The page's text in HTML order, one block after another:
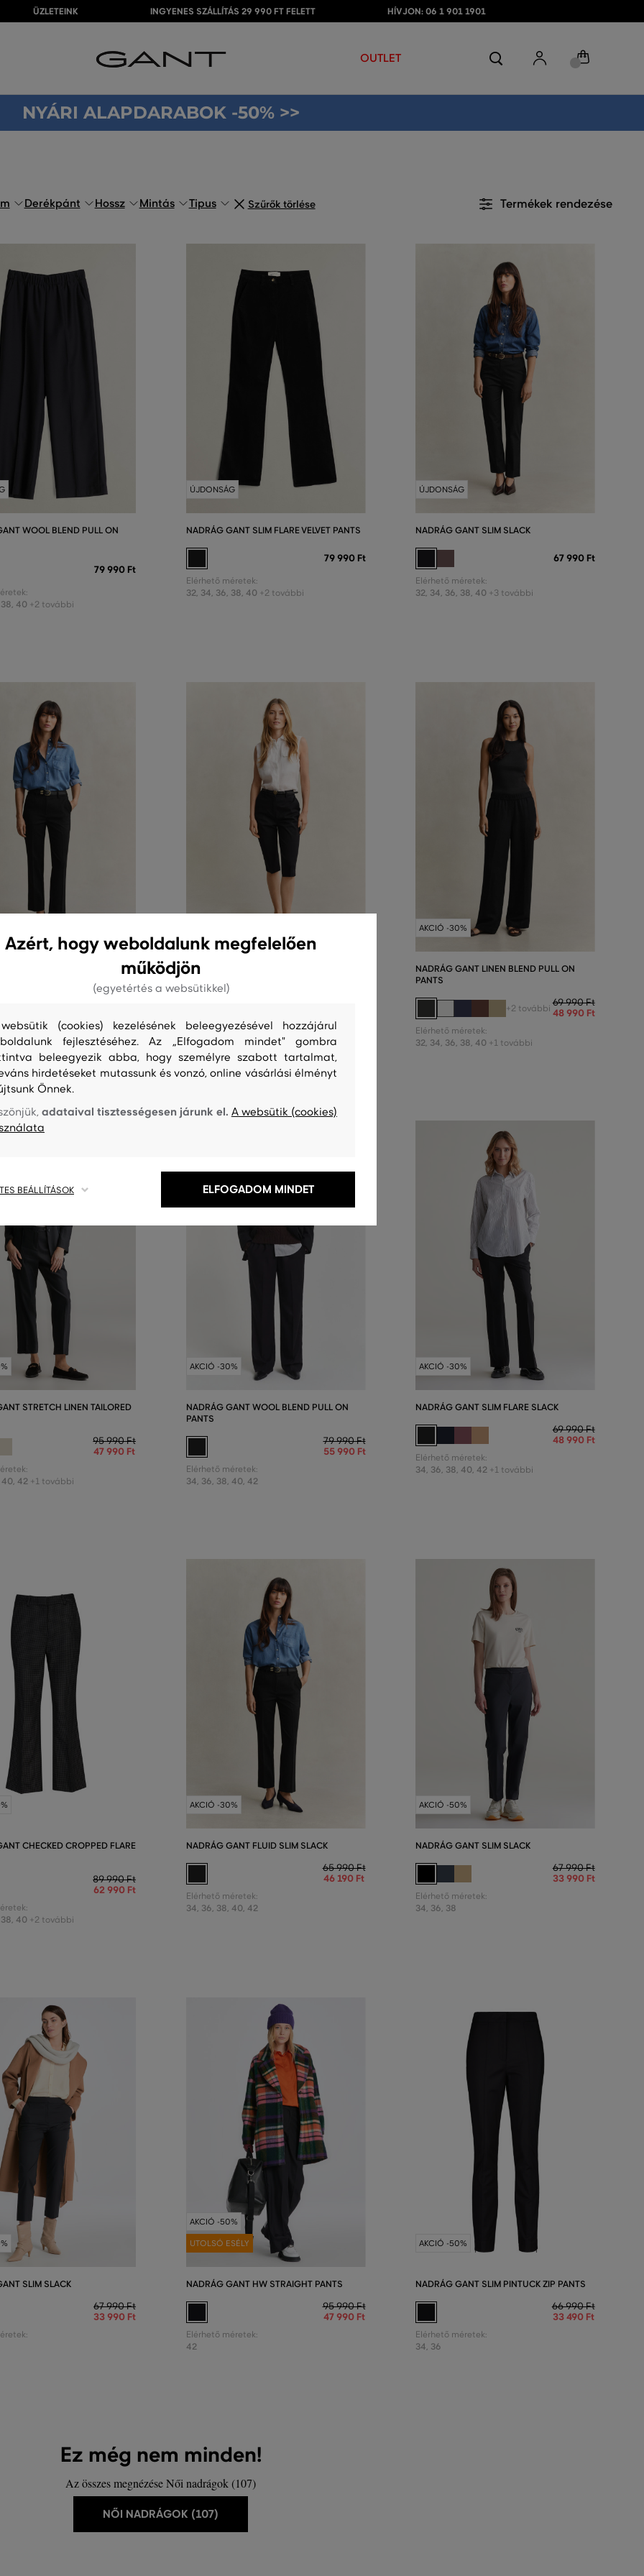
ÜZLETEINK INGYENES SZÁLLÍTÁS 29 990 FT FELETT HÍVJON: 06 1 901 1901
OUTLET
NYÁRI ALAPDARABOK -50% >>
Derékpánt Hossz Mintás Tipus Szűrők törlése Termékek rendezése
WOOL BLEND PULL ON
79 990 Ft
38, 40 +2 további
ÚJDONSÁG
NADRÁG GANT SLIM FLARE VELVET PANTS
79 990 Ft
Elérhető méretek:
32, 34, 36, 38, 40 +2 további
ÚJDONSÁG
NADRÁG GANT SLIM SLACK
67 990 Ft
Elérhető méretek:
32, 34, 36, 38, 40 +3 további
65 990 Ft
40, 42 +1 további
NADRÁG GANT CAPRI PANTS
Elérhető méretek:
32, 34, 36, 38, 40
AKCIÓ -30%
NADRÁG GANT LINEN BLEND PULL ON
PANTS
+2 további 69 990 Ft
48 990 Ft
Elérhető méretek:
32, 34, 36, 38, 40 +1 további
STRETCH LINEN TAILORED
95 990 Ft
47 990 Ft
40, 42 +1 további
AKCIÓ -30%
NADRÁG GANT WOOL BLEND PULL ON
PANTS
79 990 Ft
55 990 Ft
Elérhető méretek:
34, 36, 38, 40, 42
AKCIÓ -30%
NADRÁG GANT SLIM FLARE SLACK
69 990 Ft
48 990 Ft
Elérhető méretek:
34, 36, 38, 40, 42 +1 további
CHECKED CROPPED FLARE
89 990 Ft
62 990 Ft
38, 40 +2 további
AKCIÓ -30%
NADRÁG GANT FLUID SLIM SLACK
65 990 Ft
46 190 Ft
Elérhető méretek:
34, 36, 38, 40, 42
AKCIÓ -50%
NADRÁG GANT SLIM SLACK
67 990 Ft
33 990 Ft
Elérhető méretek:
34, 36, 38
SLIM SLACK
67 990 Ft
33 990 Ft
AKCIÓ -50%
UTOLSÓ ESÉLY
NADRÁG GANT HW STRAIGHT PANTS
95 990 Ft
47 990 Ft
Elérhető méretek:
42
AKCIÓ -50%
NADRÁG GANT SLIM PINTUCK ZIP PANTS
66 990 Ft
33 490 Ft
Elérhető méretek:
34, 36
Ez még nem minden!
Az összes megnézése Női nadrágok (107)
NŐI NADRÁGOK (107)
Azért, hogy weboldalunk megfelelően
működjön
(egyetértés a websütikkel)
(cookies) kezelésének beleegyezésével hozzájárul
fejlesztéséhez. Az „Elfogadom mindet" gombra
beleegyezik abba, hogy személyre szabott tartalmat,
hirdetéseket mutassunk és vonzó, online vásárlási élményt
Önnek.
adataival tisztességesen járunk el. A websütik (cookies)
BEÁLLÍTÁSOK ELFOGADOM MINDET